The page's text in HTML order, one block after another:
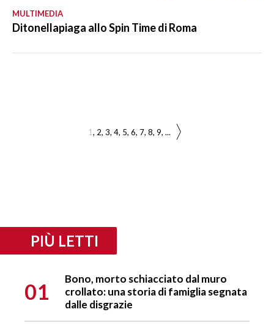
MULTIMEDIA
Ditonellapiaga allo Spin Time di Roma
1 2 3 4 5 6 7 8 9 ...
PIÙ LETTI
01
Bono, morto schiacciato dal muro
crollato: una storia di famiglia segnata
dalle disgrazie